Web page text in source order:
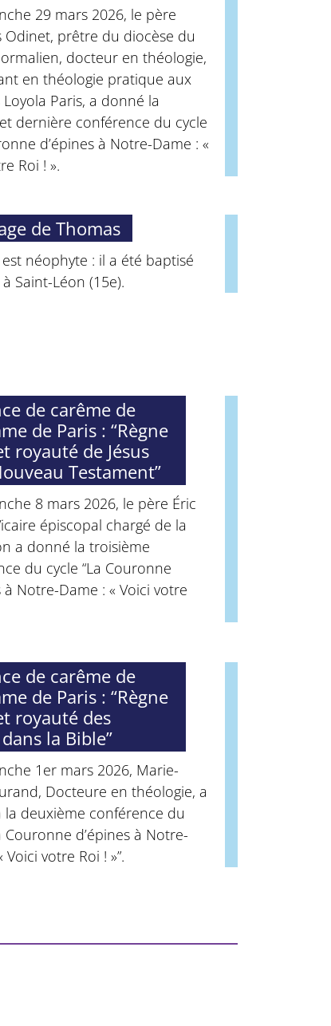
29 mars 2026, le père
Odinet, prêtre du diocèse du
docteur en théologie,
en théologie pratique aux
Loyola Paris, a donné la
dernière conférence du cycle
d’épines à Notre-Dame : «
Roi ! ».
de Thomas
néophyte : il a été baptisé
Saint-Léon (15e).
de carême de
de Paris : “Règne
royauté de Jésus
Testament”
8 mars 2026, le père Éric
épiscopal chargé de la
a donné la troisième
du cycle “La Couronne
à Notre-Dame : « Voici votre
de carême de
de Paris : “Règne
royauté des
la Bible”
1er mars 2026, Marie-
Docteure en théologie, a
la deuxième conférence du
Couronne d’épines à Notre-
Voici votre Roi ! »”.